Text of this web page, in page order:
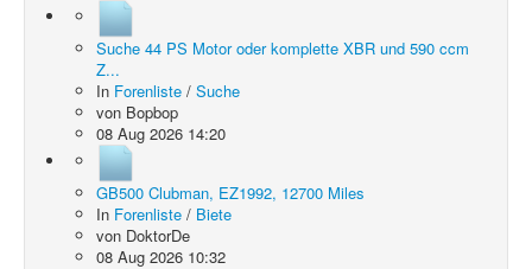
Suche 44 PS Motor oder komplette XBR und 590 ccm
Z...
In Forenliste / Suche
von Bopbop
08 Aug 2026 14:20
GB500 Clubman, EZ1992, 12700 Miles
In Forenliste / Biete
von DoktorDe
08 Aug 2026 10:32